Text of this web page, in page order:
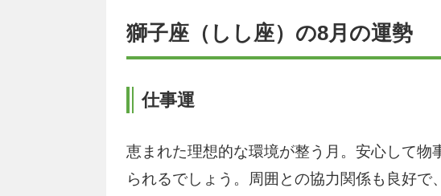
獅子座（しし座）の8月の運勢
仕事運
恵まれた理想的な環境が整う月。安心して物
られるでしょう。周囲との協力関係も良好で